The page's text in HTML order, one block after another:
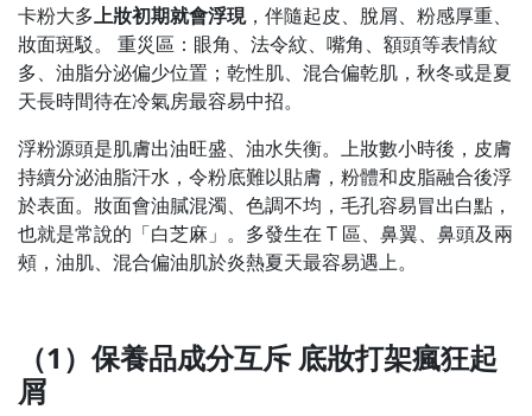
卡粉大多上妝初期就會浮現，伴隨起皮、脫屑、粉感厚重、
妝面斑駁。 重災區：眼角、法令紋、嘴角、額頭等表情紋
多、油脂分泌偏少位置；乾性肌、混合偏乾肌，秋冬或是夏
天長時間待在冷氣房最容易中招。
浮粉源頭是肌膚出油旺盛、油水失衡。上妝數小時後，皮膚
持續分泌油脂汗水，令粉底難以貼膚，粉體和皮脂融合後浮
於表面。妝面會油膩混濁、色調不均，毛孔容易冒出白點，
也就是常說的「白芝麻」。多發生在 T 區、鼻翼、鼻頭及兩
頰，油肌、混合偏油肌於炎熱夏天最容易遇上。
（1）保養品成分互斥 底妝打架瘋狂起
屑